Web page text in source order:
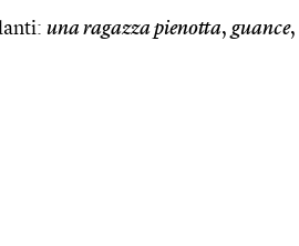
una ragazza pienotta, guance,